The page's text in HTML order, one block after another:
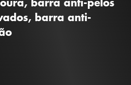
barra anti-